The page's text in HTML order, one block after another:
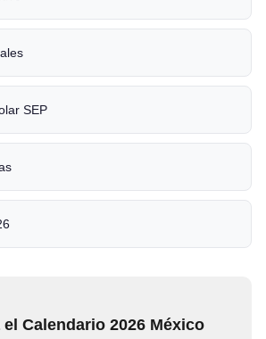
SEP
el Calendario 2026 México